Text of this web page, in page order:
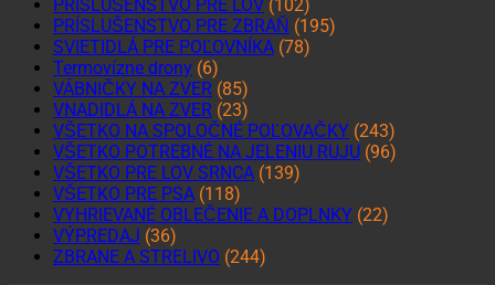
PRÍSLUŠENSTVO PRE LOV (102)
PRÍSLUŠENSTVO PRE ZBRAŇ (195)
SVIETIDLÁ PRE POĽOVNÍKA (78)
Termovízne drony (6)
VÁBNIČKY NA ZVER (85)
VNADIDLÁ NA ZVER (23)
VŠETKO NA SPOLOČNÉ POĽOVAČKY (243)
VŠETKO POTREBNÉ NA JELENIU RUJU (96)
VŠETKO PRE LOV SRNCA (139)
VŠETKO PRE PSA (118)
VYHRIEVANÉ OBLEČENIE A DOPLNKY (22)
VÝPREDAJ (36)
ZBRANE A STRELIVO (244)